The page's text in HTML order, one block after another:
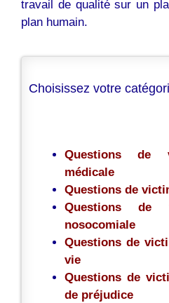
travail de qualité sur un
plan humain.
Choisissez votre
Questions de
médicale
Questions de
Questions de
nosocomiale
Questions de
vie
Questions de
de préjudice